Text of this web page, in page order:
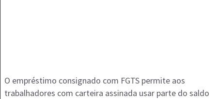
O empréstimo consignado com FGTS permite aos
trabalhadores com carteira assinada usar parte do saldo